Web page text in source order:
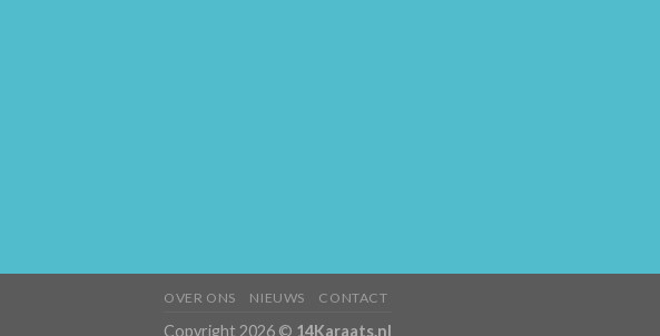
OVER ONS NIEUWS CONTACT
Copyright 2026 © 14Karaats.nl